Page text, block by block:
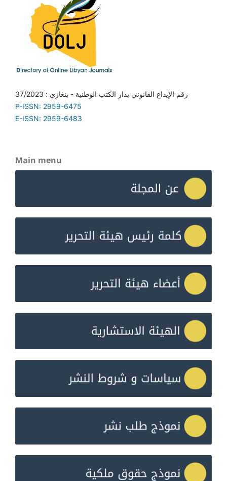
رقم الإيداع القانوني بدار الكتب الوطنية - بنغازي : 37/2023
P-ISSN: 2959-6475
E-ISSN: 2959-6483
Main menu